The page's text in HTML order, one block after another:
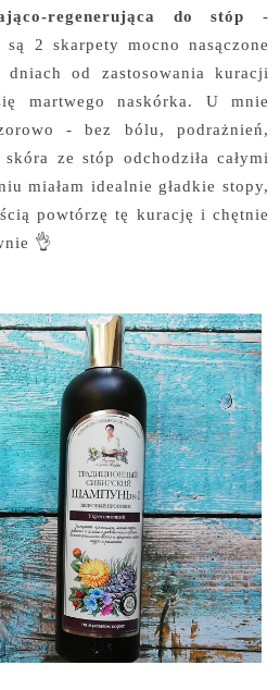
regenerująca do stóp -
2 skarpety mocno nasączone
od zastosowania kuracji
martwego naskórka. U mnie
- bez bólu, podrażnień,
ze stóp odchodziła całymi
miałam idealnie gładkie stopy,
powtórzę tę kurację i chętnie
👌